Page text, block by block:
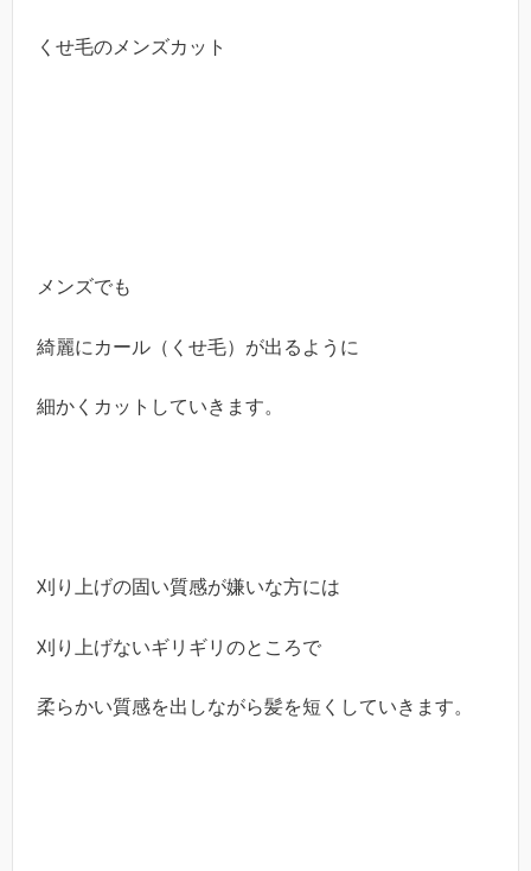
くせ毛のメンズカット
メンズでも
綺麗にカール（くせ毛）が出るように
細かくカットしていきます。
刈り上げの固い質感が嫌いな方には
刈り上げないギリギリのところで
柔らかい質感を出しながら髪を短くしていきます。